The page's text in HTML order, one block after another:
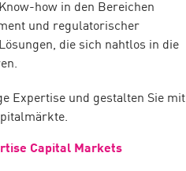
how in den Bereichen
und regulatorischer
die sich nahtlos in die
Expertise und gestalten Sie mit
Capital Markets